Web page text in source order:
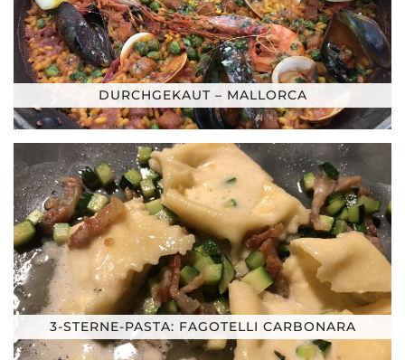
DURCHGEKAUT – MALLORCA
3-STERNE-PASTA: FAGOTELLI CARBONARA